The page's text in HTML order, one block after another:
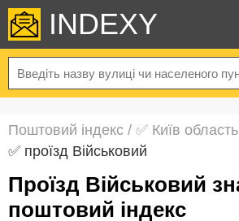
INDEXY
Поштовий індекс / ✅ Київ область
✅ проїзд Військовий
проїзд Військовий знайти
поштовий індекс